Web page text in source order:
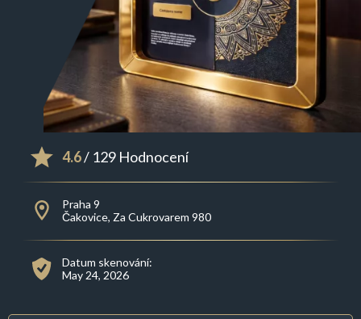
4.6/ 129 Hodnocení
Praha 9
Čakovice, Za Cukrovarem 980
Datum skenování:
May 24, 2026